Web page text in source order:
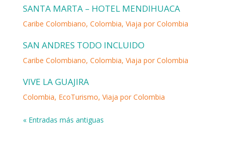
SANTA MARTA – HOTEL MENDIHUACA
Caribe Colombiano, Colombia, Viaja por Colombia
SAN ANDRES TODO INCLUIDO
Caribe Colombiano, Colombia, Viaja por Colombia
VIVE LA GUAJIRA
Colombia, EcoTurismo, Viaja por Colombia
« Entradas más antiguas